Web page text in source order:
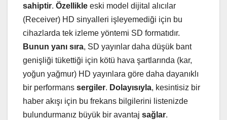
sahiptir. Özellikle eski model dijital alıcılar
(Receiver) HD sinyalleri işleyemediği için bu
cihazlarda tek izleme yöntemi SD formatıdır.
Bunun yanı sıra, SD yayınlar daha düşük bant
genişliği tükettiği için kötü hava şartlarında (kar,
yoğun yağmur) HD yayınlara göre daha dayanıklı
bir performans sergiler. Dolayısıyla, kesintisiz bir
haber akışı için bu frekans bilgilerini listenizde
bulundurmanız büyük bir avantaj sağlar.